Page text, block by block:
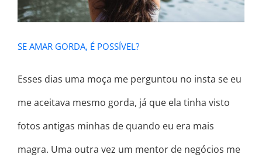
SE AMAR GORDA, É POSSÍVEL?
Esses dias uma moça me perguntou no insta se eu
me aceitava mesmo gorda, já que ela tinha visto
fotos antigas minhas de quando eu era mais
magra. Uma outra vez um mentor de negócios me